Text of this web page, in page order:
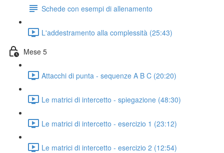
Schede con esempi di allenamento
L'addestramento alla complessità (25:43)
Mese 5
Attacchi di punta - sequenze A B C (20:20)
Le matrici di intercetto - spiegazione (48:30)
Le matrici di intercetto - esercizio 1 (23:12)
Le matrici di intercetto - esercizio 2 (12:54)